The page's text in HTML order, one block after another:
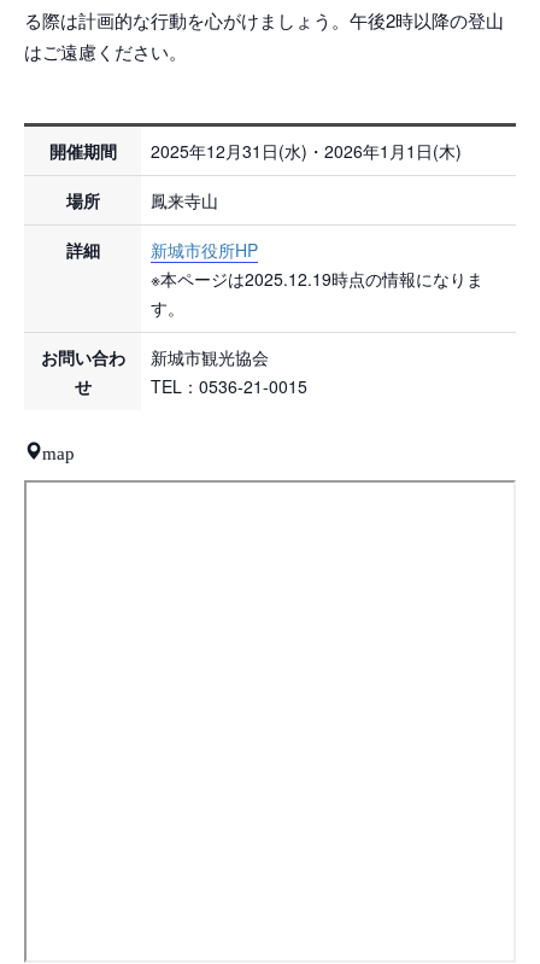
る際は計画的な行動を心がけましょう。午後2時以降の登山
はご遠慮ください。
開催期間 2025年12月31日(水)・2026年1月1日(木)
場所 鳳来寺山
詳細
新城市役所HP
※本ページは2025.12.19時点の情報になりま
す。
お問い合わ
せ
新城市観光協会
TEL：0536-21-0015
map